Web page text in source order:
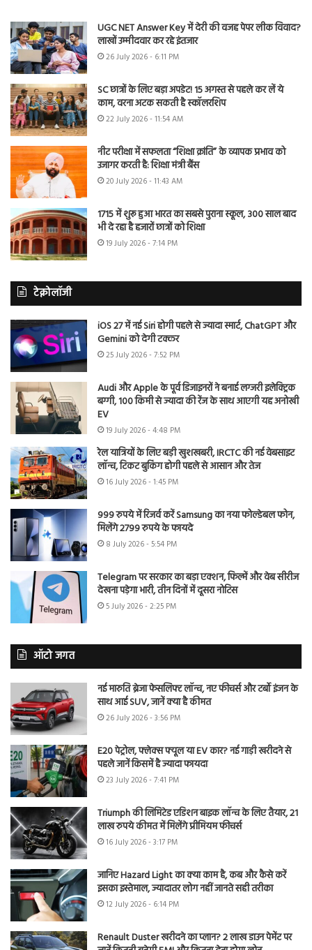
UGC NET Answer Key में देरी की वजह पेपर लीक विवाद?
लाखों उम्मीदवार कर रहे इंतजार
26 July 2026 - 6:11 PM
SC छात्रों के लिए बड़ा अपडेट! 15 अगस्त से पहले कर लें ये
काम, वरना अटक सकती है स्कॉलरशिप
22 July 2026 - 11:54 AM
नीट परीक्षा में सफलता “शिक्षा क्रांति” के व्यापक प्रभाव को
उजागर करती है: शिक्षा मंत्री बैंस
20 July 2026 - 11:43 AM
1715 में शुरू हुआ भारत का सबसे पुराना स्कूल, 300 साल बाद
भी दे रहा है हजारों छात्रों को शिक्षा
19 July 2026 - 7:14 PM
टेक्नोलॉजी
iOS 27 में नई Siri होगी पहले से ज्यादा स्मार्ट, ChatGPT और
Gemini को देगी टक्कर
25 July 2026 - 7:52 PM
Audi और Apple के पूर्व डिजाइनरों ने बनाई लग्जरी इलेक्ट्रिक
बग्गी, 100 किमी से ज्यादा की रेंज के साथ आएगी यह अनोखी
EV
19 July 2026 - 4:48 PM
रेल यात्रियों के लिए बड़ी खुशखबरी, IRCTC की नई वेबसाइट
लॉन्च, टिकट बुकिंग होगी पहले से आसान और तेज
16 July 2026 - 1:45 PM
999 रुपये में रिजर्व करें Samsung का नया फोल्डेबल फोन,
मिलेंगे 2799 रुपये के फायदे
8 July 2026 - 5:54 PM
Telegram पर सरकार का बड़ा एक्शन, फिल्में और वेब सीरीज
देखना पड़ेगा भारी, तीन दिनों में दूसरा नोटिस
5 July 2026 - 2:25 PM
ऑटो जगत
नई मारुति ब्रेजा फेसलिफ्ट लॉन्च, नए फीचर्स और टर्बो इंजन के
साथ आई SUV, जानें क्या है कीमत
26 July 2026 - 3:56 PM
E20 पेट्रोल, फ्लेक्स फ्यूल या EV कार? नई गाड़ी खरीदने से
पहले जानें किसमें है ज्यादा फायदा
23 July 2026 - 7:41 PM
Triumph की लिमिटेड एडिशन बाइक लॉन्च के लिए तैयार, 21
लाख रुपये कीमत में मिलेंगे प्रीमियम फीचर्स
16 July 2026 - 3:17 PM
जानिए Hazard Light का क्या काम है, कब और कैसे करें
इसका इस्तेमाल, ज्यादातर लोग नहीं जानते सही तरीका
12 July 2026 - 6:14 PM
Renault Duster खरीदने का प्लान? 2 लाख डाउन पेमेंट पर